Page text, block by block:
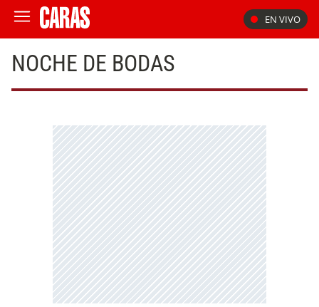
EN VIVO
NOCHE DE BODAS